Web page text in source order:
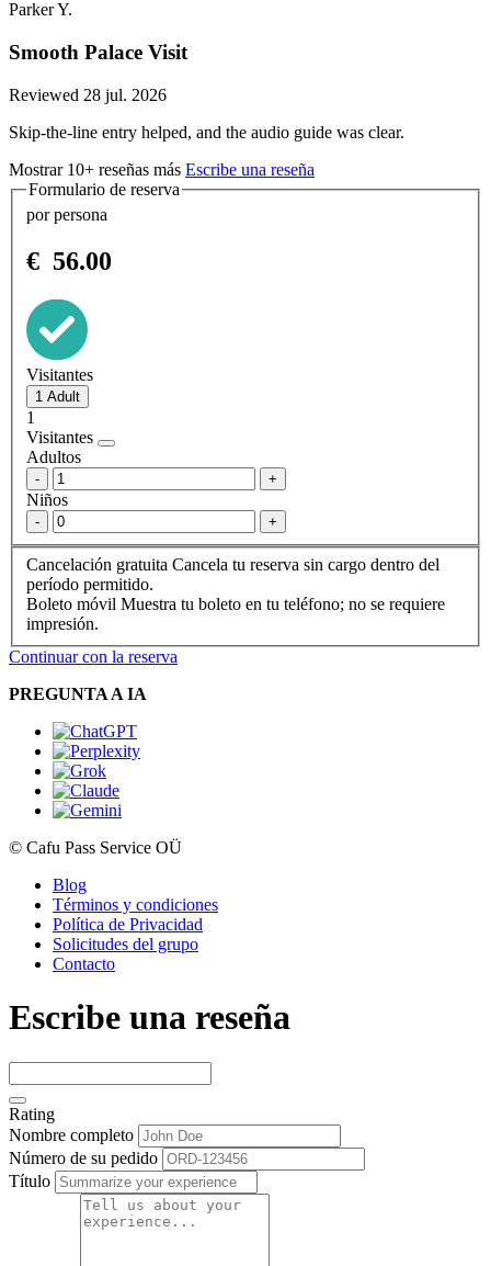
Parker Y.
Smooth Palace Visit
Reviewed 28 jul. 2026
Skip-the-line entry helped, and the audio guide was clear.
Mostrar 10+ reseñas más Escribe una reseña
Formulario de reserva
por persona
€ 56.00
Visitantes
1
Visitantes
Adultos
- +
Niños
- +
Cancelación gratuita Cancela tu reserva sin cargo dentro del
período permitido.
Boleto móvil Muestra tu boleto en tu teléfono; no se requiere
impresión.
Continuar con la reserva
PREGUNTA A IA
© Cafu Pass Service OÜ
Blog
Términos y condiciones
Política de Privacidad
Solicitudes del grupo
Contacto
Escribe una reseña
Rating
Nombre completo
Número de su pedido
Título